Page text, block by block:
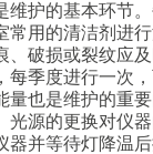
的基本环节。
常用的清洁剂进
、破损或裂纹应
每季度进行一次
是维护的重要
光源的更换对仪
并等待灯降温